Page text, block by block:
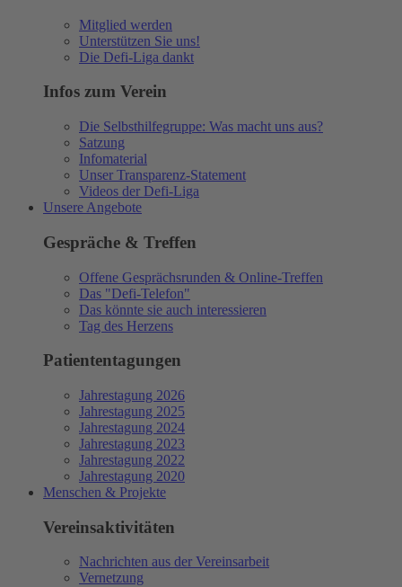
Mitglied werden
Unterstützen Sie uns!
Die Defi-Liga dankt
Infos zum Verein
Die Selbsthilfegruppe: Was macht uns aus?
Satzung
Infomaterial
Unser Transparenz-Statement
Videos der Defi-Liga
Unsere Angebote
Gespräche & Treffen
Offene Gesprächsrunden & Online-Treffen
Das "Defi-Telefon"
Das könnte sie auch interessieren
Tag des Herzens
Patiententagungen
Jahrestagung 2026
Jahrestagung 2025
Jahrestagung 2024
Jahrestagung 2023
Jahrestagung 2022
Jahrestagung 2020
Menschen & Projekte
Vereinsaktivitäten
Nachrichten aus der Vereinsarbeit
Vernetzung